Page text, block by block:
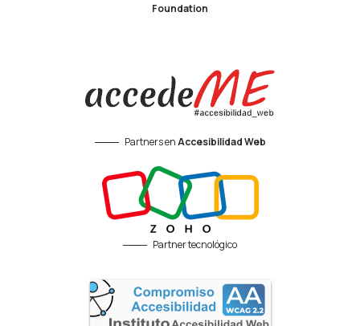
Foundation
Partners enAccesibilidad Web
Partner tecnológico